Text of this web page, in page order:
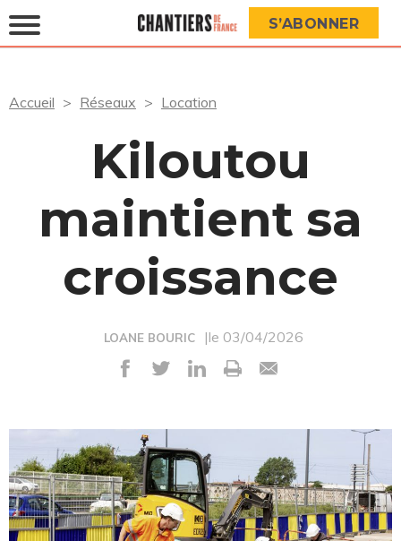
S’ABONNER
Accueil Réseaux Location
Kiloutou
maintient sa
croissance
LOANE BOURIC |le 03/04/2026